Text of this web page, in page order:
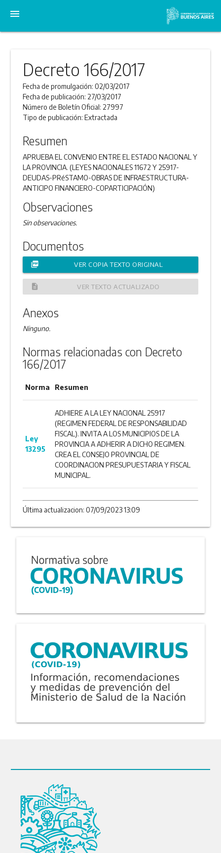
menu
Decreto 166/2017
Fecha de promulgación:02/03/2017
Fecha de publicación: 27/03/2017
Número de Boletín Oficial: 27997
Tipo de publicación:Extractada
Resumen
APRUEBA EL CONVENIO ENTRE EL ESTADO NACIONAL Y
LA PROVINCIA. (LEYES NACIONALES 11672 Y 25917-
DEUDAS-PRéSTAMO-OBRAS DE INFRAESTRUCTURA-
ANTICIPO FINANCIERO-COPARTICIPACIÓN)
Observaciones
Sin observaciones.
Documentos
picture_as_pdf VER COPIA TEXTO ORIGINAL
description VER TEXTO ACTUALIZADO
Anexos
Ninguno.
Normas relacionadas con Decreto
166/2017
Norma Resumen
Ley
13295
ADHIERE A LA LEY NACIONAL 25917
(REGIMEN FEDERAL DE RESPONSABILIDAD
FISCAL). INVITA A LOS MUNICIPIOS DE LA
PROVINCIA A ADHERIR A DICHO REGIMEN.
CREA EL CONSEJO PROVINCIAL DE
COORDINACION PRESUPUESTARIA Y FISCAL
MUNICIPAL.
Última actualizacion: 07/09/2023 13:09